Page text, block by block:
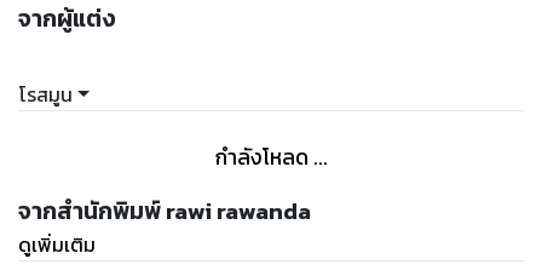
ยิ่งของขาดมานานตั้งสองปีด้วย ผมปรือตาที่ใกล้จะปิดเต็มทน
ร่าความหล่อมันพวยพุ่งทะลุเลนส์ออกมาเลยเหอะ
สองมือยื่นไปจับหน้าอีกฝ่ายเอาไว้แล้วดึงเข้ามาใกล้ๆ ดวงตาคมน่า
ค้นหา จมูกโด่งเป็นสัน ริมฝีปากหยักได้รูปสีชมพูนิดๆ
หล่อวัวตายควายล้มแบบนี้หลุดมาถึงหน้าผมได้อย่างไรเนี่ย ปกติ
โดยเก้งกวางบ่างชะนีด้านหน้าสอยไปหมดแล้ว ห้อยพระรุ่นอะไรถึง
จากผู้แต่ง
โรสมูน
กำลังโหลด ...
จากสำนักพิมพ์ rawi rawanda
ดูเพิ่มเติม